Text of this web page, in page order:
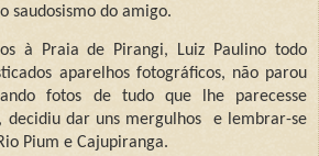
saudosismo do amigo.
à Praia de Pirangi, Luiz Paulino todo
aparelhos fotográficos, não parou
fotos de tudo que lhe parecesse
decidiu dar uns mergulhos
e lembrar-se
Pium e Cajupiranga.